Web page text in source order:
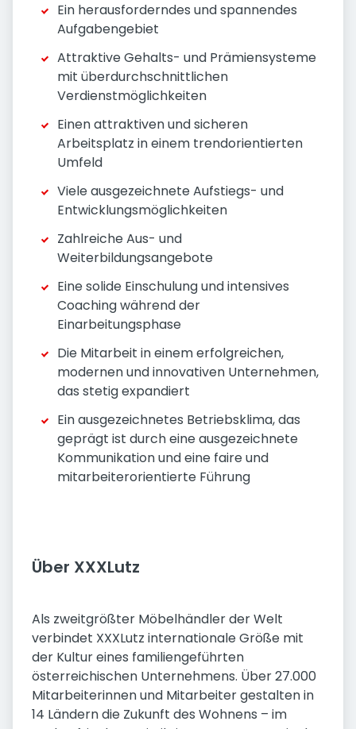
Ein herausforderndes und spannendes
Aufgabengebiet
Attraktive Gehalts- und Prämiensysteme
mit überdurchschnittlichen
Verdienstmöglichkeiten
Einen attraktiven und sicheren
Arbeitsplatz in einem trendorientierten
Umfeld
Viele ausgezeichnete Aufstiegs- und
Entwicklungsmöglichkeiten
Zahlreiche Aus- und
Weiterbildungsangebote
Eine solide Einschulung und intensives
Coaching während der
Einarbeitungsphase
Die Mitarbeit in einem erfolgreichen,
modernen und innovativen Unternehmen,
das stetig expandiert
Ein ausgezeichnetes Betriebsklima, das
geprägt ist durch eine ausgezeichnete
Kommunikation und eine faire und
mitarbeiterorientierte Führung
Über XXXLutz
Als zweitgrößter Möbelhändler der Welt
verbindet XXXLutz internationale Größe mit
der Kultur eines familiengeführten
österreichischen Unternehmens. Über 27.000
Mitarbeiterinnen und Mitarbeiter gestalten in
14 Ländern die Zukunft des Wohnens – im